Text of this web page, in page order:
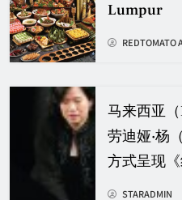
Lumpur
REDTOMATO
马来西亚
劳迪娅·杨
方式呈现
STARADMIN